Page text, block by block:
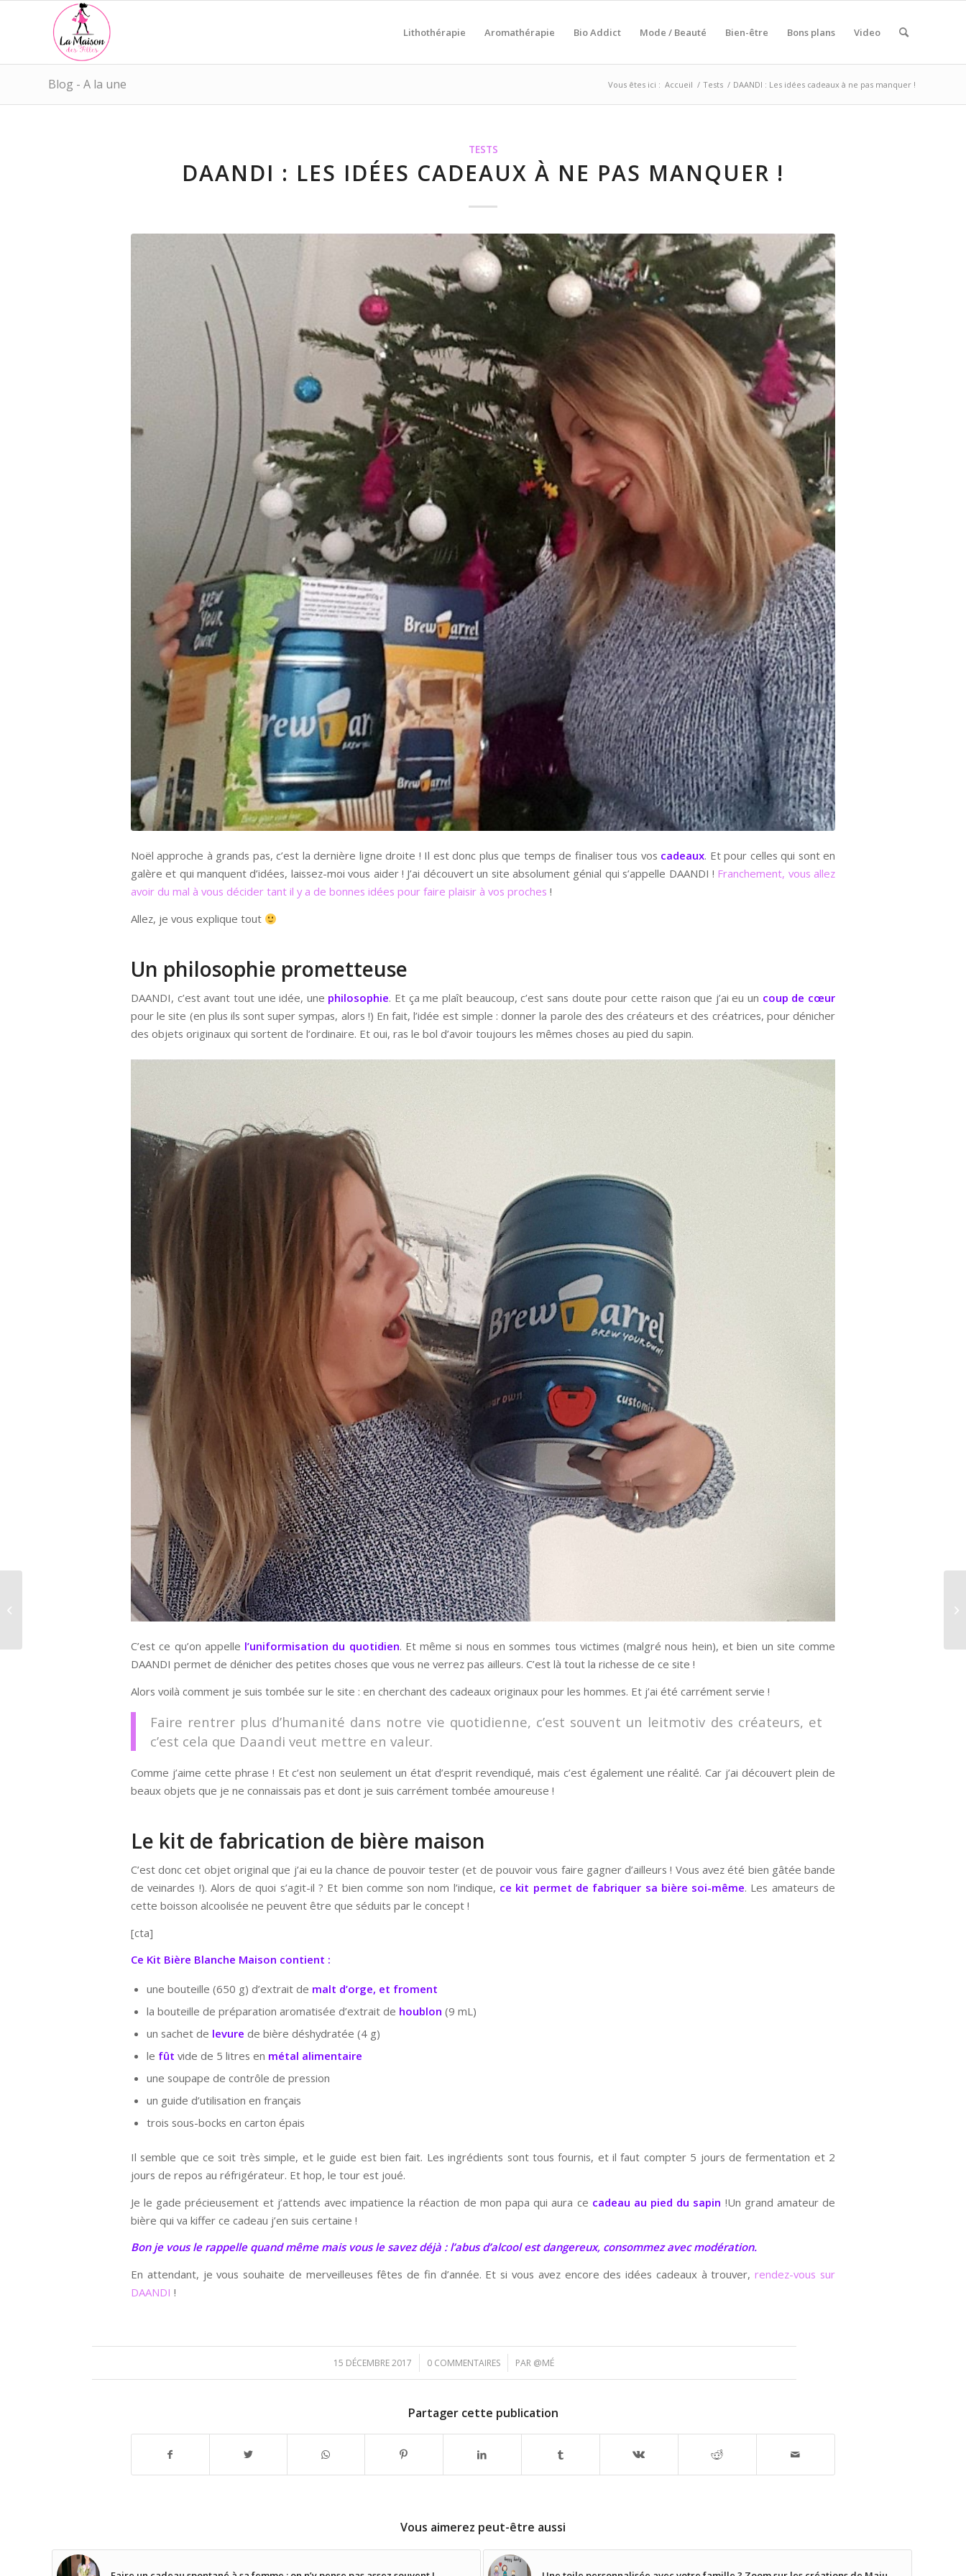
Lithothérapie Aromathérapie Bio Addict Mode / Beauté Bien-être Bons plans Video
Blog - A la une Vous êtes ici : Accueil / Tests / DAANDI : Les idées cadeaux à ne pas manquer !
TESTS
DAANDI : LES IDÉES CADEAUX À NE PAS MANQUER !
Noël approche à grands pas, c’est la dernière ligne droite ! Il est donc plus que temps de finaliser tous vos cadeaux. Et pour celles qui sont en
galère et qui manquent d’idées, laissez-moi vous aider ! J’ai découvert un site absolument génial qui s’appelle DAANDI ! Franchement, vous allez
avoir du mal à vous décider tant il y a de bonnes idées pour faire plaisir à vos proches !
Allez, je vous explique tout
Un philosophie prometteuse
DAANDI, c’est avant tout une idée, une philosophie. Et ça me plaît beaucoup, c’est sans doute pour cette raison que j’ai eu un coup de cœur
pour le site (en plus ils sont super sympas, alors !) En fait, l’idée est simple : donner la parole des des créateurs et des créatrices, pour dénicher
des objets originaux qui sortent de l’ordinaire. Et oui, ras le bol d’avoir toujours les mêmes choses au pied du sapin.
C’est ce qu’on appelle l’uniformisation du quotidien. Et même si nous en sommes tous victimes (malgré nous hein), et bien un site comme
DAANDI permet de dénicher des petites choses que vous ne verrez pas ailleurs. C’est là tout la richesse de ce site !
Alors voilà comment je suis tombée sur le site : en cherchant des cadeaux originaux pour les hommes. Et j’ai été carrément servie !
Faire rentrer plus d’humanité dans notre vie quotidienne, c’est souvent un leitmotiv des créateurs, et
c’est cela que Daandi veut mettre en valeur.
Comme j’aime cette phrase ! Et c’est non seulement un état d’esprit revendiqué, mais c’est également une réalité. Car j’ai découvert plein de
beaux objets que je ne connaissais pas et dont je suis carrément tombée amoureuse !
Le kit de fabrication de bière maison
C’est donc cet objet original que j’ai eu la chance de pouvoir tester (et de pouvoir vous faire gagner d’ailleurs ! Vous avez été bien gâtée bande
de veinardes !). Alors de quoi s’agit-il ? Et bien comme son nom l’indique, ce kit permet de fabriquer sa bière soi-même. Les amateurs de
cette boisson alcoolisée ne peuvent être que séduits par le concept !
[cta]
Ce Kit Bière Blanche Maison contient :
une bouteille (650 g) d’extrait de malt d’orge, et froment
la bouteille de préparation aromatisée d’extrait de houblon (9 mL)
un sachet de levure de bière déshydratée (4 g)
le fût vide de 5 litres en métal alimentaire
une soupape de contrôle de pression
un guide d’utilisation en français
trois sous-bocks en carton épais
Il semble que ce soit très simple, et le guide est bien fait. Les ingrédients sont tous fournis, et il faut compter 5 jours de fermentation et 2
jours de repos au réfrigérateur. Et hop, le tour est joué.
Je le gade précieusement et j’attends avec impatience la réaction de mon papa qui aura ce cadeau au pied du sapin !Un grand amateur de
bière qui va kiffer ce cadeau j’en suis certaine !
Bon je vous le rappelle quand même mais vous le savez déjà : l’abus d’alcool est dangereux, consommez avec modération.
En attendant, je vous souhaite de merveilleuses fêtes de fin d’année. Et si vous avez encore des idées cadeaux à trouver, rendez-vous sur
DAANDI !
15 DÉCEMBRE 2017
/ 0 COMMENTAIRES
/ PAR @MÉ
Partager cette publication
Vous aimerez peut-être aussi